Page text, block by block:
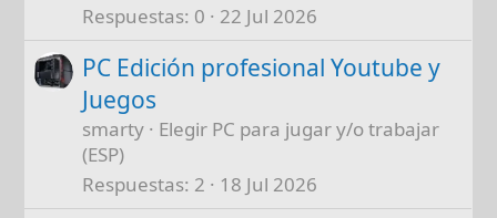
Respuestas 0 22 Jul 2026
PC Edición profesional Youtube y
Juegos
smarty
Elegir PC para jugar y/o trabajar
(ESP)
Respuestas 2 18 Jul 2026